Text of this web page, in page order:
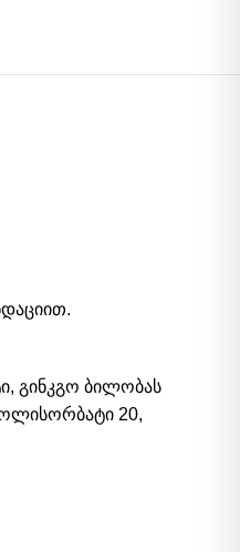
გინკგო ბილობას
20,